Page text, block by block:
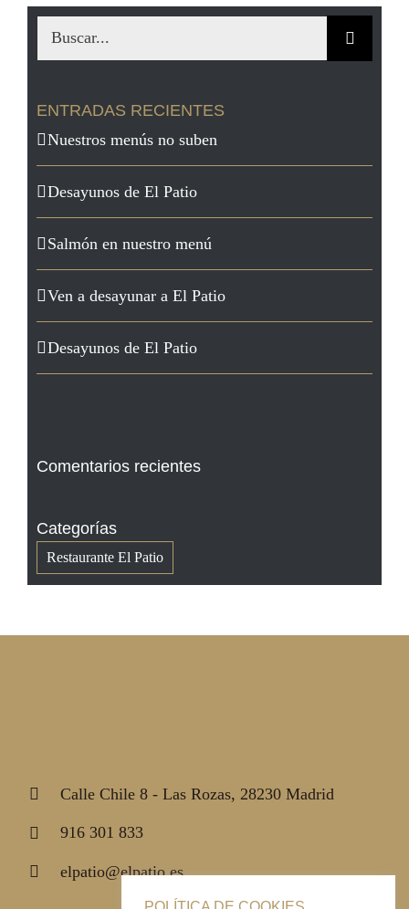
Buscar:
ENTRADAS RECIENTES
Nuestros menús no suben
Desayunos de El Patio
Salmón en nuestro menú
Ven a desayunar a El Patio
Desayunos de El Patio
Comentarios recientes
Categorías
Restaurante El Patio
Calle Chile 8 - Las Rozas, 28230 Madrid
916 301 833
elpatio@elpatio.es